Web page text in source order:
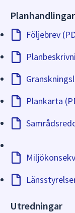
Planhandlingar
Följebrev
Plankarta
Utredningar